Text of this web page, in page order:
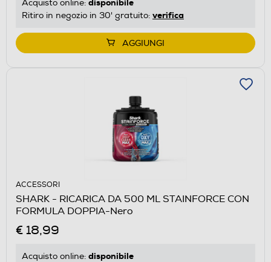
Acquisto online: disponibile
Ritiro in negozio in 30' gratuito: verifica
AGGIUNGI
ACCESSORI
SHARK - RICARICA DA 500 ML STAINFORCE CON
FORMULA DOPPIA-Nero
€ 18,99
Acquisto online: disponibile